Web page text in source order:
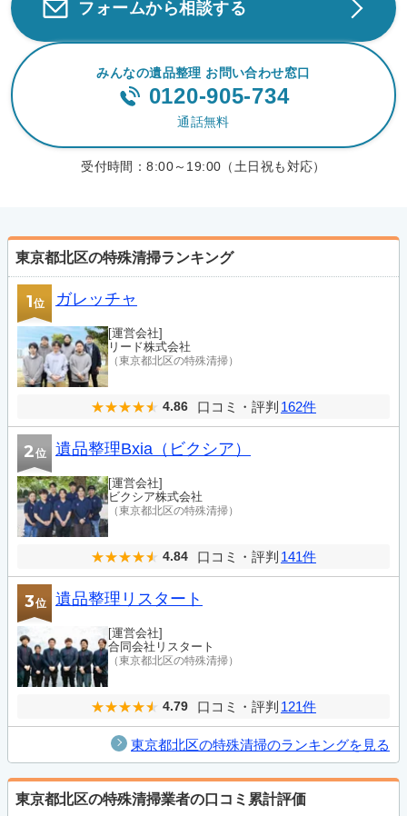
フォームから相談する
みんなの遺品整理 お問い合わせ窓口
0120-905-734
通話無料
受付時間：8:00～19:00（土日祝も対応）
東京都北区の特殊清掃ランキング
1位 ガレッチャ
[運営会社]
リード株式会社
（東京都北区の特殊清掃）
4.86 口コミ・評判 162件
2位 遺品整理Bxia（ビクシア）
[運営会社]
ビクシア株式会社
（東京都北区の特殊清掃）
4.84 口コミ・評判 141件
3位 遺品整理リスタート
[運営会社]
合同会社リスタート
（東京都北区の特殊清掃）
4.79 口コミ・評判 121件
東京都北区の特殊清掃のランキングを見る
東京都北区の特殊清掃業者の口コミ累計評価